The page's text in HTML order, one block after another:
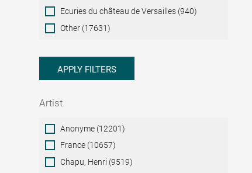
Ecuries du château de Versailles (940)
Other (17631)
APPLY FILTERS
Artist
ArtistAnonyme (12201)
France (10657)
Chapu, Henri (9519)